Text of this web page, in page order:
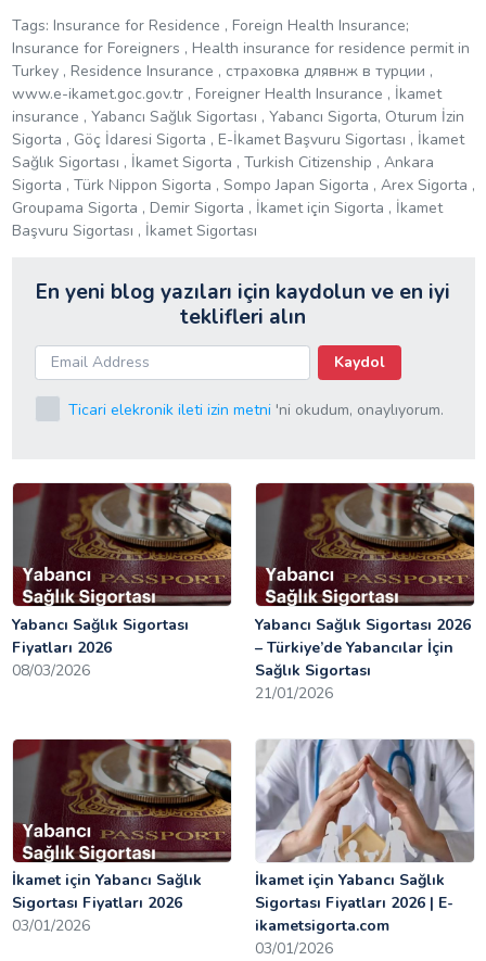
Tags: Insurance for Residence , Foreign Health Insurance;
Insurance for Foreigners , Health insurance for residence permit in
Turkey , Residence Insurance , страховка длявнж в турции ,
www.e-ikamet.goc.gov.tr , Foreigner Health Insurance , İkamet
insurance , Yabancı Sağlık Sigortası , Yabancı Sigorta, Oturum İzin
Sigorta , Göç İdaresi Sigorta , E-İkamet Başvuru Sigortası , İkamet
Sağlık Sigortası , İkamet Sigorta , Turkish Citizenship , Ankara
Sigorta , Türk Nippon Sigorta , Sompo Japan Sigorta , Arex Sigorta ,
Groupama Sigorta , Demir Sigorta , İkamet için Sigorta , İkamet
Başvuru Sigortası , İkamet Sigortası
En yeni blog yazıları için kaydolun ve en iyi
teklifleri alın
Kaydol
Ticari elekronik ileti izin metni 'ni okudum, onaylıyorum.
Yabancı Sağlık Sigortası
Fiyatları 2026
08/03/2026
Yabancı Sağlık Sigortası 2026
– Türkiye’de Yabancılar İçin
Sağlık Sigortası
21/01/2026
İkamet için Yabancı Sağlık
Sigortası Fiyatları 2026
03/01/2026
İkamet için Yabancı Sağlık
Sigortası Fiyatları 2026 | E-
ikametsigorta.com
03/01/2026